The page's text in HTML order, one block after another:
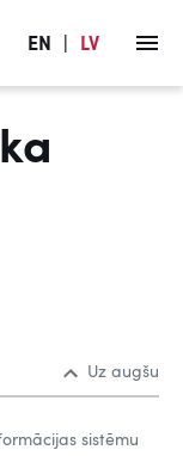
EN LV
Uz augšu
sistēmu